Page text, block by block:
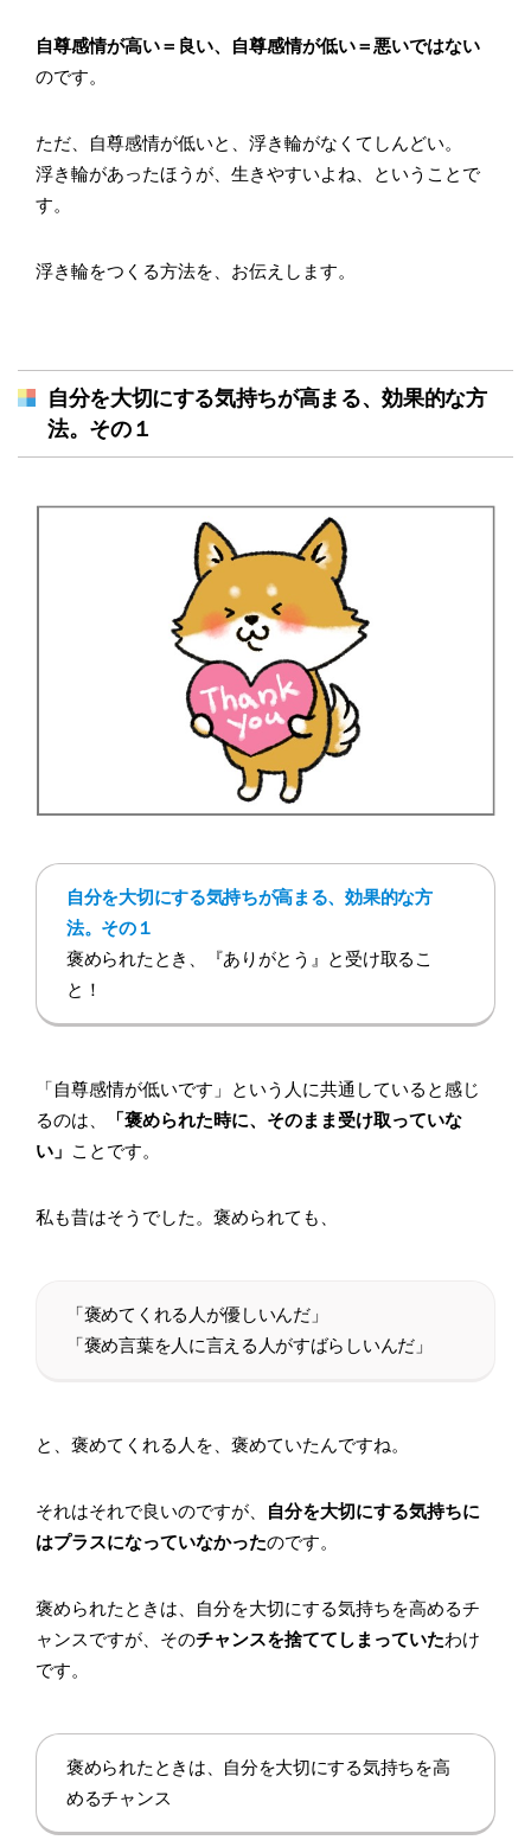
自尊感情が高い＝良い、自尊感情が低い＝悪いではない
のです。
ただ、自尊感情が低いと、浮き輪がなくてしんどい。
浮き輪があったほうが、生きやすいよね、ということで
す。
浮き輪をつくる方法を、お伝えします。
自分を大切にする気持ちが高まる、効果的な方
法。その１
自分を大切にする気持ちが高まる、効果的な方
法。その１
褒められたとき、『ありがとう』と受け取るこ
と！
「自尊感情が低いです」という人に共通していると感じ
るのは、
「褒められた時に、そのまま受け取っていな
い」 ことです。
私も昔はそうでした。褒められても、
「褒めてくれる人が優しいんだ」
「褒め言葉を人に言える人がすばらしいんだ」
と、褒めてくれる人を、褒めていたんですね。
それはそれで良いのですが、
自分を大切にする気持ちに
はプラスになっていなかったのです。
褒められたときは、自分を大切にする気持ちを高めるチ
ャンスですが、そのチャンスを捨ててしまっていたわけ
です。
褒められたときは、自分を大切にする気持ちを高
めるチャンス